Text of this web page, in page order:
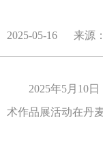
2025-05-16 来源
2025年5月10日
术作品展活动在丹